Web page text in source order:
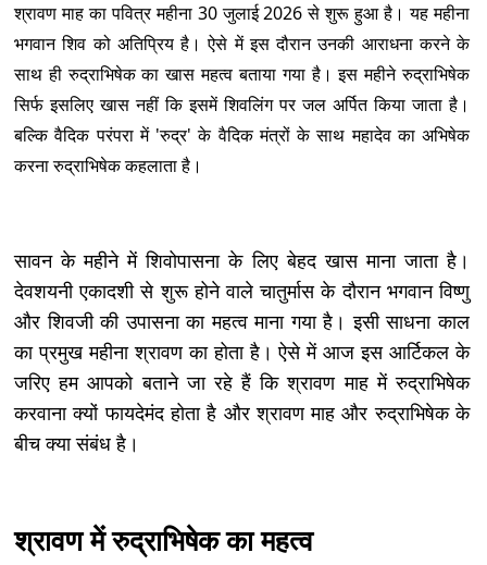
श्रावण माह का पवित्र महीना 30 जुलाई 2026 से शुरू हुआ है। यह महीना
भगवान शिव को अतिप्रिय है। ऐसे में इस दौरान उनकी आराधना करने के
साथ ही रुद्राभिषेक का खास महत्व बताया गया है। इस महीने रुद्राभिषेक
सिर्फ इसलिए खास नहीं कि इसमें शिवलिंग पर जल अर्पित किया जाता है।
बल्कि वैदिक परंपरा में 'रुद्र' के वैदिक मंत्रों के साथ महादेव का अभिषेक
करना रुद्राभिषेक कहलाता है।
सावन के महीने में शिवोपासना के लिए बेहद खास माना जाता है।
देवशयनी एकादशी से शुरू होने वाले चातुर्मास के दौरान भगवान विष्णु
और शिवजी की उपासना का महत्व माना गया है। इसी साधना काल
का प्रमुख महीना श्रावण का होता है। ऐसे में आज इस आर्टिकल के
जरिए हम आपको बताने जा रहे हैं कि श्रावण माह में रुद्राभिषेक
करवाना क्यों फायदेमंद होता है और श्रावण माह और रुद्राभिषेक के
बीच क्या संबंध है।
श्रावण में रुद्राभिषेक का महत्व